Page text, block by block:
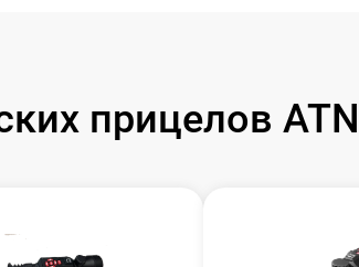
прицелов ATN